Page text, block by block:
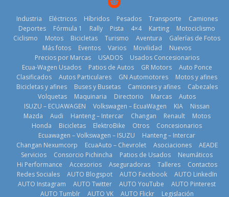
BMW, Toyota,
Bosch y
Repsol
prueban flota
que usa
gasolina 100%
renovable
25 de julio de
Kia reúne a
jugadores de
fútbol de todo
el mundo en
‘Kia OMBC
Cup’
6 de mayo de
2026
La Vuelta al
Ecuador 2026,
edición 47ª,
¿Qué puede
pasar con tu
vehículo si
permanece
varios días sin
usar?
3 de agosto de
2026
La FEDAK
recibe 12
Industria Eléctricos Híbridos Pesados Transporte
Camiones
Deportes
Fórmula 1 Rally Pista 4×4 Karting
Motociclismo
Ciclismo
Motos Bicicletas Turismo Aventura
Galerías de Fotos
Más fotos
Eventos Varios Movilidad
Nuevos
Precios por Marcas
USADOS
Usados Concesionarios
Ecua-Wagen Usados
Patios de Autos GR Motors
Auto Ponce
Clasificados
Autos Particulares GN Automotores
Motos y afines
Bicicletas y afines
Buses y Busetas Camiones y afines
Cabezales
Volquetas
Maquinaria Directorio Marcas
Autos
ISUZU – ECUAWAGEN
Volkswagen – EcuaWagen KIA
Nissan
Mazda
Audi Hanteng – Intercar Changan Renault
Motos
Honda
Bicicletas ElektroBike Otros
Concesionarios
Ecuawagen – Volkswagen – ISUZU
Hanteng – Intercar
Changan Nexumcorp
EcuaAuto – Chevrolet Asociaciones
AEADE
Servicios
Consorcio Pichincha Patios de Usados
Neumáticos
Hi Performance
Accesorios Aseguradoras Talleres
Contactos
Redes Sociales
AUTO Blogspot AUTO Facebook
AUTO LinkedIn
AUTO Instagram
AUTO Twitter AUTO YouTube
AUTO Pinterest
AUTO Tumblr
AUTO VK AUTO Flickr Legislación